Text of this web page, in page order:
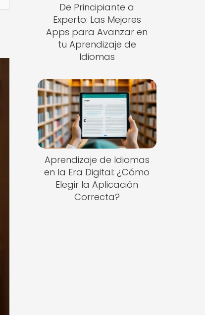
De Principiante a
Experto: Las Mejores
Apps para Avanzar en
tu Aprendizaje de
Idiomas
Aprendizaje de Idiomas
en la Era Digital: ¿Cómo
Elegir la Aplicación
Correcta?